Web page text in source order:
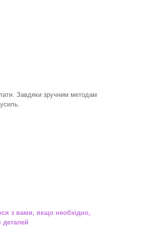
Завдяки зручним методам
з вами, якщо необхідно,
деталей